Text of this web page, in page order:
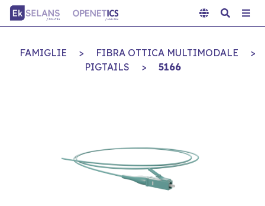
FAMIGLIE > FIBRA OTTICA MULTIMODALE
>
PIGTAILS
> 5166